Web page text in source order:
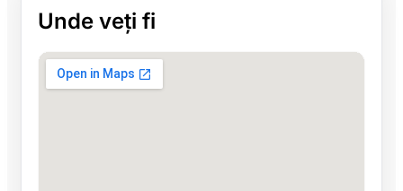
Unde veți fi